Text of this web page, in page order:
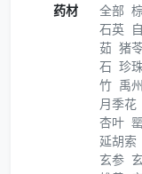
药材 全部
石英
茹 猪
石 珍
竹 禹
月季花
杏叶
延胡索
玄参